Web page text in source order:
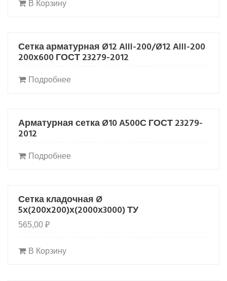
В Корзину
Сетка арматурная Ø12 AIII-200/Ø12 AIII-200
200х600 ГОСТ 23279-2012
Подробнее
Арматурная сетка Ø10 A500С ГОСТ 23279-
2012
Подробнее
Сетка кладочная Ø
5х(200х200)х(2000х3000) ТУ
565,00 ₽
В Корзину